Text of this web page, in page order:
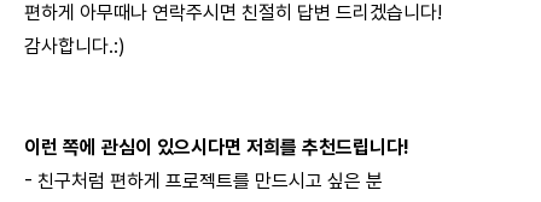
편하게 아무때나 연락주시면 친절히 답변 드리겠습니다!
감사합니다.:)
이런 쪽에 관심이 있으시다면 저희를 추천드립니다!
- 친구처럼 편하게 프로젝트를 만드시고 싶은 분